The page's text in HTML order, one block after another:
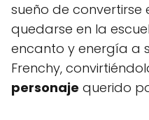
sueño de convertirse
quedarse en la
encanto y energía a
Frenchy,
personaje querido